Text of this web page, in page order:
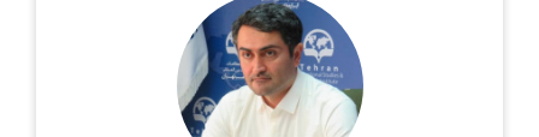
دکتر عابد اکبری، کارشناس مسائل اروپا
اطلاعات بیشتر